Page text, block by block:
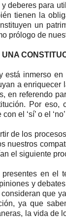
deberes para
tienen la
un
prólogo de
está inmerso
a
en referendo
Por
el ‘sí’ o el
de los
nuestros
el siguiente
en el
y
que
ya que
la vida de